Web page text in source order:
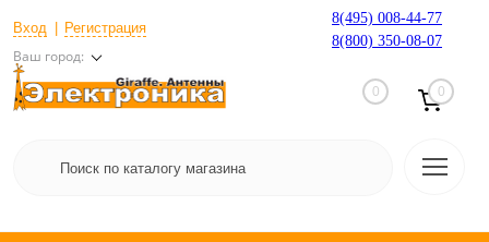
Вход Регистрация
Ваш город:
8(495) 008-44-77
8(800) 350-08-07
0 0